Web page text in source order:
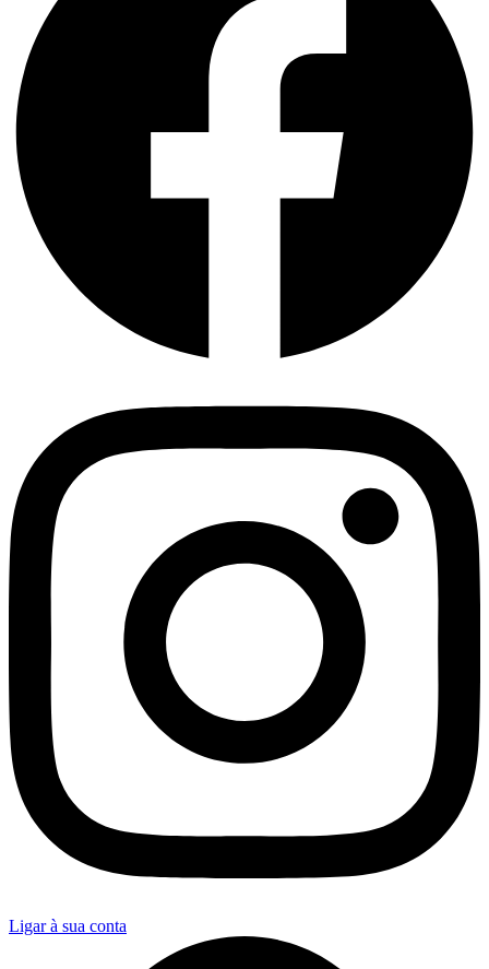
Ligar à sua conta